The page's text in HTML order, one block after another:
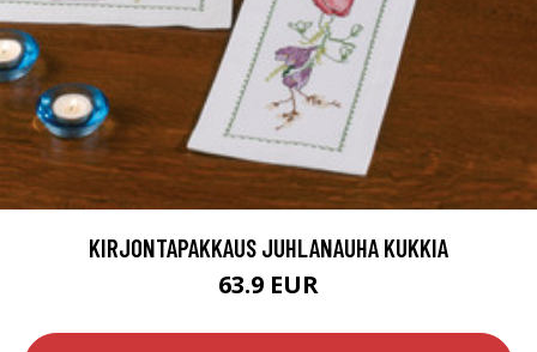
KIRJONTAPAKKAUS JUHLANAUHA KUKKIA
63.9 EUR